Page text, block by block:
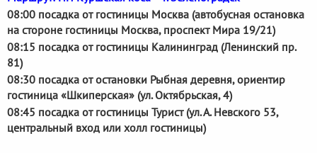
08:00 посадка от гостиницы Москва (автобусная остановка
на стороне гостиницы Москва, проспект Мира 19/21)
08:15 посадка от гостиницы Калининград (Ленинский пр.
81)
08:30 посадка от остановки Рыбная деревня, ориентир
гостиница «Шкиперская» (ул. Октябрьская, 4)
08:45 посадка от гостиницы Турист (ул. А. Невского 53,
центральный вход или холл гостиницы)